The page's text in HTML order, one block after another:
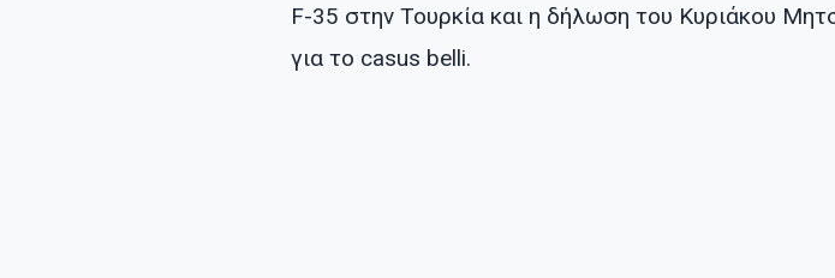
F-35 στην Τουρκία και η δήλωση του Κυριάκου
για το casus belli.